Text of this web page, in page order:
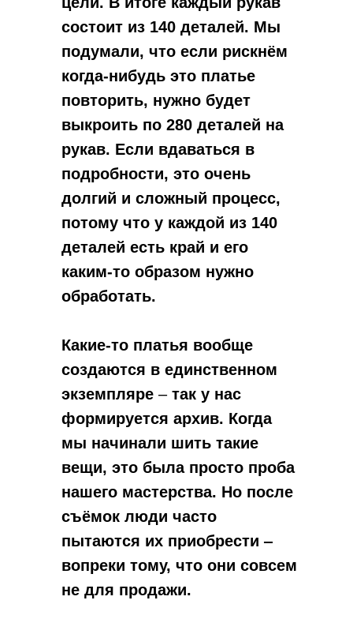
состоит из 140 деталей. Мы
подумали, что если рискнём
когда-нибудь это платье
повторить, нужно будет
выкроить по 280 деталей на
рукав. Если вдаваться в
подробности, это очень
долгий и сложный процесс,
потому что у каждой из 140
деталей есть край и его
каким-то образом нужно
обработать.
Какие-то платья вообще
создаются в единственном
экземпляре ‒так у нас
формируется архив. Когда
мы начинали шить такие
вещи, это была просто проба
нашего мастерства. Но после
съёмок люди часто
пытаются их приобрести ‒
вопреки тому, что они совсем
не для продажи.